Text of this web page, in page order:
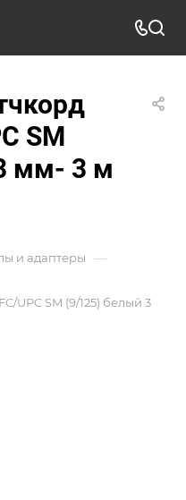
SM
мм- 3 м
и адаптеры —
UPC SM (9/125) белый 3